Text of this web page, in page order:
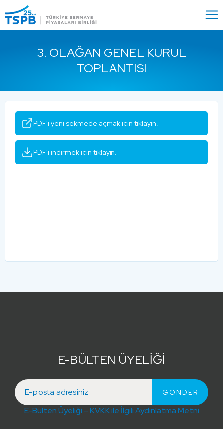
Close
3. OLAĞAN GENEL KURUL
TOPLANTISI
PDF'i yeni sekmede açmak için tıklayın.
PDF'i indirmek için tıklayın.
E-BÜLTEN ÜYELİĞİ
E-Bülten Üyeliği – KVKK ile İlgili Aydınlatma Metni